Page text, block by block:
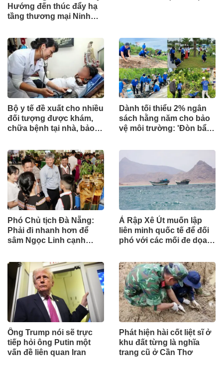
Hướng đến thúc đẩy hạ
tầng thương mại Ninh
Bộ y tế đề xuất cho nhiều
đối tượng được khám,
chữa bệnh tại nhà, bảo
Dành tối thiểu 2% ngân
sách hằng năm cho bảo
vệ môi trường: 'Đòn bẩy'
ngoặt quản trị hiện đại
Phó Chủ tịch Đà Nẵng:
Phải đi nhanh hơn để
sâm Ngọc Linh cạnh
Ả Rập Xê Út muốn lập
liên minh quốc tế để đối
phó với các mối đe dọa
Ông Trump nói sẽ trực
tiếp hỏi ông Putin một
vấn đề liên quan Iran
Phát hiện hài cốt liệt sĩ ở
khu đất từng là nghĩa
trang cũ ở Cần Thơ